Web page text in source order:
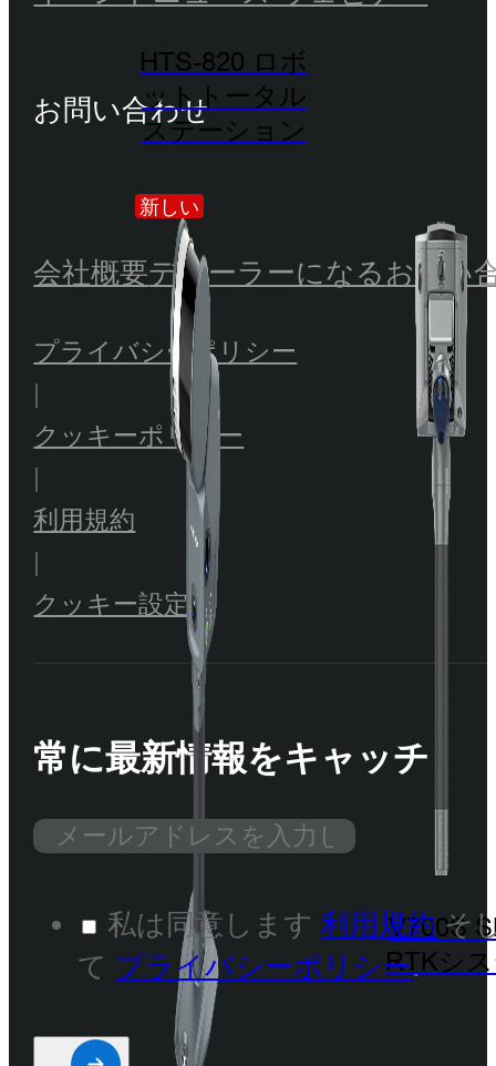
HTS-820 ロボ
ットトータル
ステーション
新しい
V700S
RTKシ
お問い合わせ
会社概要ディーラーになるお問い
プライバシーポリシー
クッキーポリシー
利用規約
クッキー設定
常に最新情報をキャッチ
私は同意します利用規約そ
て プライバシーポリシー.